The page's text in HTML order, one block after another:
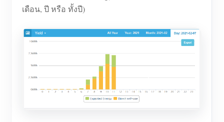
เดือน, ปี หรือ ทั้งปี)